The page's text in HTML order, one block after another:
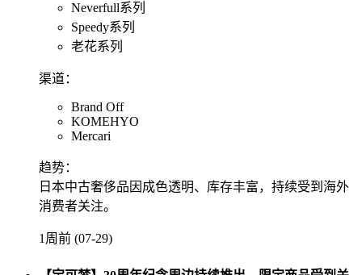
Neverfull系列
Speedy系列
老花系列
渠道：
Brand Off
KOMEHYO
Mercari
趋势：
日本中古奢侈品因成色透明、库存丰富，持续受到海外
消费者关注。
1周前 (07-29)